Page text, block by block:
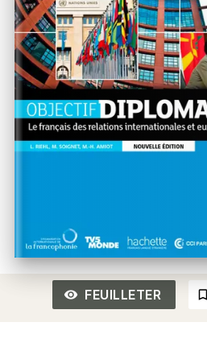
remove_red_eye_outlined
FEUILLETER bookmark_border